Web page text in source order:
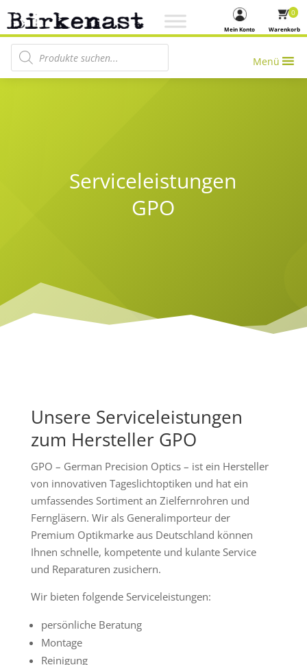
Warenkorb
0
Mein Konto
Products search
Menü
Serviceleistungen
GPO
Unsere Serviceleistungen
zum Hersteller GPO
GPO – German Precision Optics – ist ein Hersteller
von innovativen Tageslichtoptiken und hat ein
umfassendes Sortiment an Zielfernrohren und
Ferngläsern. Wir als Generalimporteur der
Premium Optikmarke aus Deutschland können
Ihnen schnelle, kompetente und kulante Service
und Reparaturen zusichern.
Wir bieten folgende Serviceleistungen:
persönliche Beratung
Montage
Reinigung